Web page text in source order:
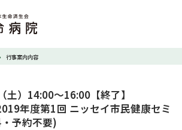
行事案内内容
）14:00～16:00【終了】
年度第1回 ニッセイ市民健康セミ
予約不要)